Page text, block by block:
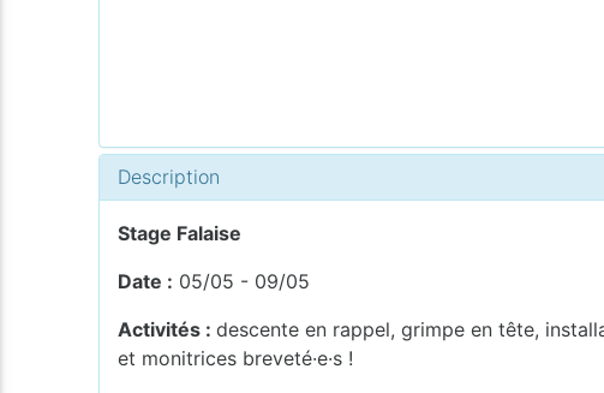
Description
Stage Falaise
Date : 05/05 - 09/05
Activités :descente en rappel, grimpe en tête,
et monitrices breveté·e·s !